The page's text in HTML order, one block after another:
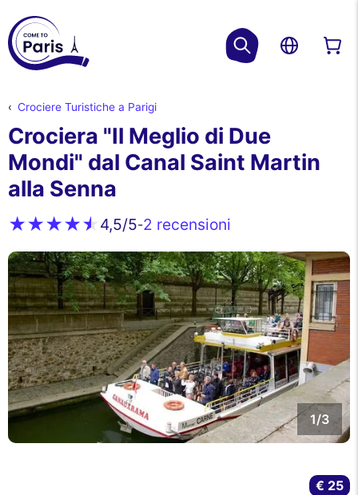
Crociere Turistiche a Parigi
Crociera "Il Meglio di Due
Mondi" dal Canal Saint Martin
alla Senna
4,5/5-2 recensioni
1/3
€ 25